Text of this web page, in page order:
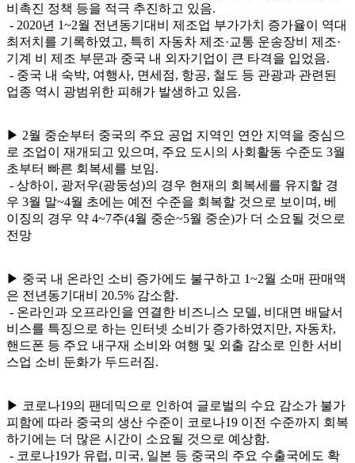
비촉진 정책 등을 적극 추진하고 있음.
- 2020년 1~2월 전년동기대비 제조업 부가가치 증가율이 역대
최저치를 기록하였고, 특히 자동차 제조·교통 운송장비 제조·
기계 비 제조 부문과 중국 내 외자기업이 큰 타격을 입었음.
- 중국 내 숙박, 여행사, 면세점, 항공, 철도 등 관광과 관련된
업종 역시 광범위한 피해가 발생하고 있음.
▶ 2월 중순부터 중국의 주요 공업 지역인 연안 지역을 중심으
로 조업이 재개되고 있으며, 주요 도시의 사회활동 수준도 3월
초부터 빠른 회복세를 보임.
- 상하이, 광저우(광둥성)의 경우 현재의 회복세를 유지할 경
우 3월 말~4월 초에는 예전 수준을 회복할 것으로 보이며, 베
이징의 경우 약 4~7주(4월 중순~5월 중순)가 더 소요될 것으로
전망
▶ 중국 내 온라인 소비 증가에도 불구하고 1~2월 소매 판매액
은 전년동기대비 20.5% 감소함.
- 온라인과 오프라인을 연결한 비즈니스 모델, 비대면 배달서
비스를 특징으로 하는 인터넷 소비가 증가하였지만, 자동차,
핸드폰 등 주요 내구재 소비와 여행 및 외출 감소로 인한 서비
스업 소비 둔화가 두드러짐.
▶ 코로나19의 팬데믹으로 인하여 글로벌의 수요 감소가 불가
피함에 따라 중국의 생산 수준이 코로나19 이전 수준까지 회복
하기에는 더 많은 시간이 소요될 것으로 예상함.
- 코로나19가 유럽, 미국, 일본 등 중국의 주요 수출국에도 확